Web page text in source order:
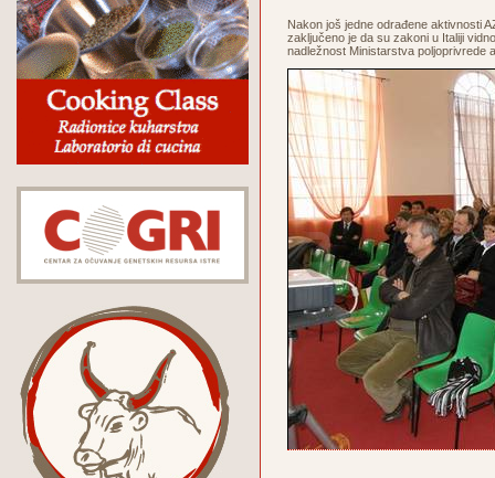
Nakon još jedne odrađene aktivnosti
zaključeno je da su zakoni u Italiji
nadležnost Ministarstva poljoprivrede